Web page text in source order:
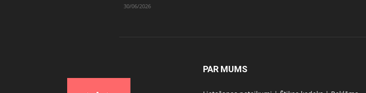
30/06/2026
PAR MUMS